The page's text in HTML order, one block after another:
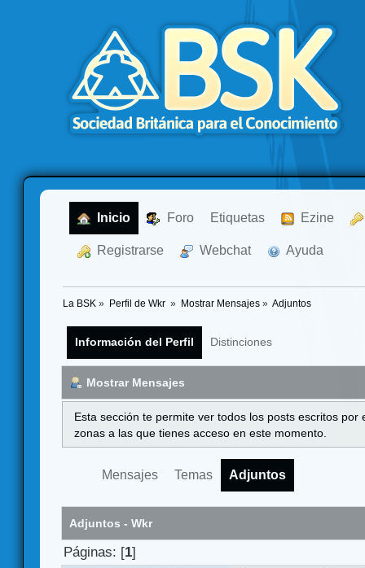
Inicio Foro Etiquetas Ezine
Registrarse Webchat Ayuda
La BSK » Perfil de Wkr » Mostrar Mensajes» Adjuntos
Información del Perfil Distinciones
Mostrar Mensajes
Esta sección te permite ver todos los posts escritos
zonas a las que tienes acceso en este momento.
Mensajes Temas Adjuntos
Adjuntos - Wkr
Páginas: [1]